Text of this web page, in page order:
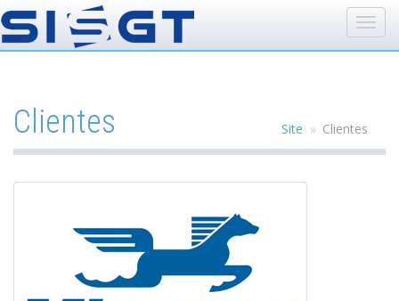
Clientes Site Clientes